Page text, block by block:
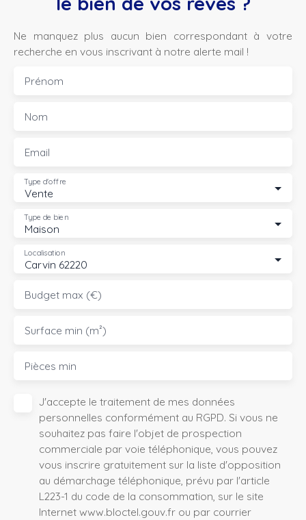
Ne manquez plus aucun bien correspondant à votre
recherche en vous inscrivant à notre alerte mail !
Prénom
Nom
Email
Vente
Type d'offre
Maison
Type de bien
Carvin 62220
Localisation
Budget max (€)
Surface min (m²)
Pièces min
J'accepte le traitement de mes données
personnelles conformément au RGPD. Si vous ne
souhaitez pas faire l'objet de prospection
commerciale par voie téléphonique, vous pouvez
vous inscrire gratuitement sur la liste d'opposition
au démarchage téléphonique, prévu par l'article
L223-1 du code de la consommation, sur le site
Internet www.bloctel.gouv.fr ou par courrier